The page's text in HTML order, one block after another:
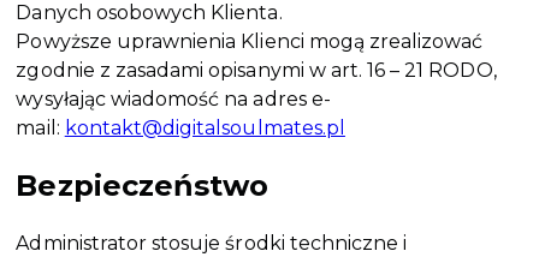
Danych osobowych Klienta.
Powyższe uprawnienia Klienci mogą zrealizować
zgodnie z zasadami opisanymi w art. 16 – 21 RODO,
wysyłając wiadomość na adres e-
mail: kontakt@digitalsoulmates.pl
Bezpieczeństwo
Administrator stosuje środki techniczne i